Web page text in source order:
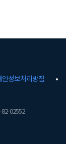
인정보처리방침
82-02552